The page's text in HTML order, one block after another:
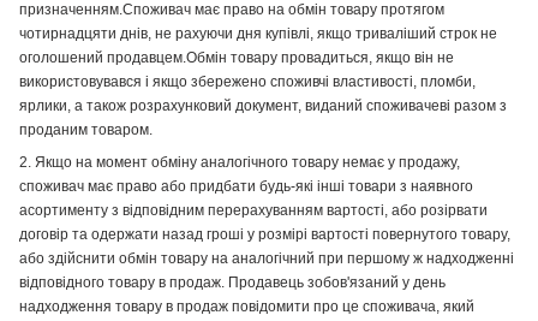
призначенням.Споживач має право на обмін товару протягом
чотирнадцяти днів, не рахуючи дня купівлі, якщо триваліший строк не
оголошений продавцем.Обмін товару провадиться, якщо він не
використовувався і якщо збережено споживчі властивості, пломби,
ярлики, а також розрахунковий документ, виданий споживачеві разом з
проданим товаром.
2. Якщо на момент обміну аналогічного товару немає у продажу,
споживач має право або придбати будь-які інші товари з наявного
асортименту з відповідним перерахуванням вартості, або розірвати
договір та одержати назад гроші у розмірі вартості повернутого товару,
або здійснити обмін товару на аналогічний при першому ж надходженні
відповідного товару в продаж. Продавець зобов'язаний у день
надходження товару в продаж повідомити про це споживача, який